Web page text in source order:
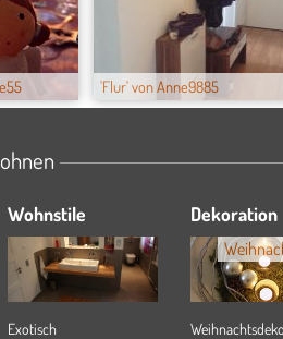
'Flur' von Anne9885
Wohnstile
Exotisch
Dekoration
Weihnachtsdeko